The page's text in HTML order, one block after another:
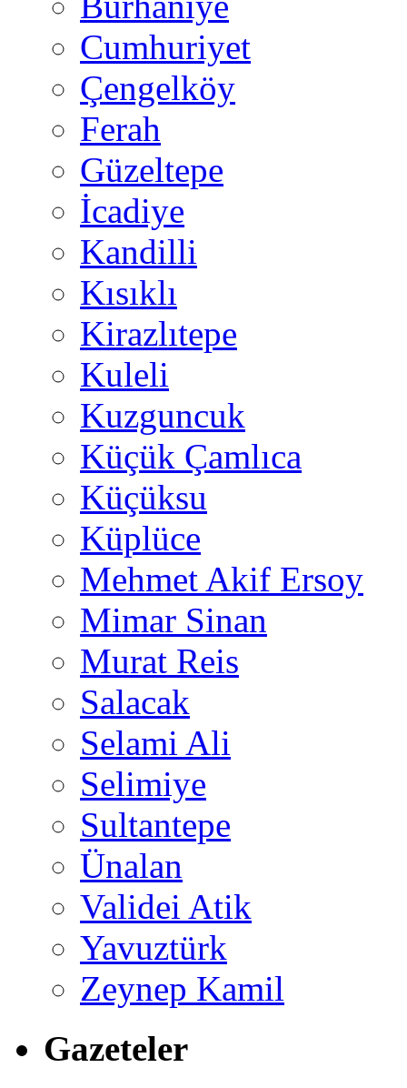
Cumhuriyet
Çengelköy
Ferah
Güzeltepe
İcadiye
Kandilli
Kısıklı
Kirazlıtepe
Kuleli
Kuzguncuk
Küçük Çamlıca
Küçüksu
Küplüce
Mehmet Akif Ersoy
Mimar Sinan
Murat Reis
Salacak
Selami Ali
Selimiye
Sultantepe
Ünalan
Validei Atik
Yavuztürk
Zeynep Kamil
Gazeteler